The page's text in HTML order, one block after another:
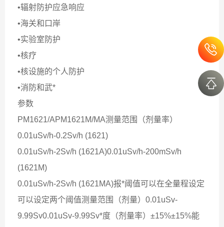
•辐射防护应急响应
•海关和口岸
•实验室防护
•核疗
•核设施的个人防护
•消防和武*
参数
PM1621/APM1621M/MA测量范围（剂量率）
0.01uSv/h-0.2Sv/h (1621)
0.01uSv/h-2Sv/h (1621A)0.01uSv/h-200mSv/h
(1621M)
0.01uSv/h-2Sv/h (1621MA)报*阈值可以在全量程设定
可以设定两个阈值测量范围（剂量）0.01uSv-
9.99Sv0.01uSv-9.99Sv*度（剂量率）±15%±15%能